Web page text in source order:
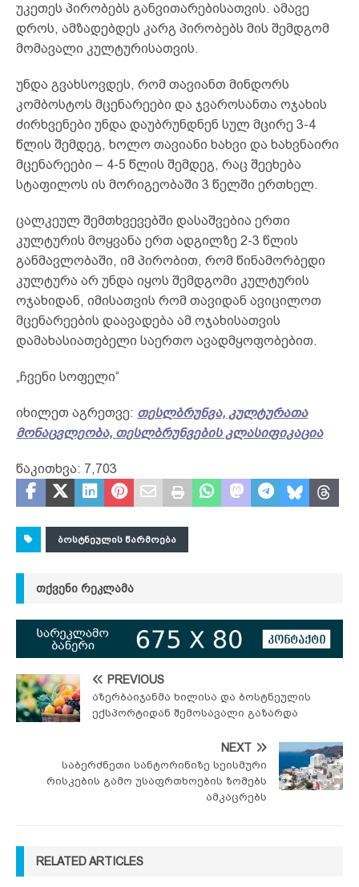
უკეთეს პირობებს განვითარებისათვის. ამავე
დროს, ამზადებდეს კარგ პირობებს მის შემდგომ
მომავალი კულტურისათვის.
უნდა გვახსოვდეს, რომ თავიანთ მინდორს
კომბოსტოს მცენარეები და ჯვაროსანთა ოჯახის
ძირხვენები უნდა დაუბრუნდნენ სულ მცირე 3-4
წლის შემდეგ, ხოლო თავიანი ხახვი და ხახვნაირი
მცენარეები – 4-5 წლის შემდეგ, რაც შეეხება
სტაფილოს ის მორიგეობაში 3 წელში ერთხელ.
ცალკეულ შემთხვევებში დასაშვებია ერთი
კულტურის მოყვანა ერთ ადგილზე 2-3 წლის
განმავლობაში, იმ პირობით, რომ წინამორბედი
კულტურა არ უნდა იყოს შემდგომი კულტურის
ოჯახიდან, იმისათვის რომ თავიდან ავიცილოთ
მცენარეების დაავადება ამ ოჯახისათვის
დამახასიათებელი საერთო ავადმყოფობებით.
„ჩვენი სოფელი“
იხილეთ აგრეთვე: თესლბრუნვა, კულტურათა
მონაცვლეობა, თესლბრუნვების კლასიფიკაცია
წაკითხვა: 7,703
ᲑᲝᲡᲢᲜᲔᲣᲚᲘᲡ ᲬᲐᲠᲛᲝᲔᲑᲐ
ᲗᲥᲕᲔᲜᲘ ᲠᲔᲙᲚᲐᲛᲐ
PREVIOUS
აზერბაიჯანმა ხილისა და ბოსტნეულის
ექსპორტიდან შემოსავალი გაზარდა
NEXT
საბერძნეთი სანტორინიზე სეისმური
რისკების გამო უსაფრთხოების ზომებს
ამკაცრებს
RELATED ARTICLES